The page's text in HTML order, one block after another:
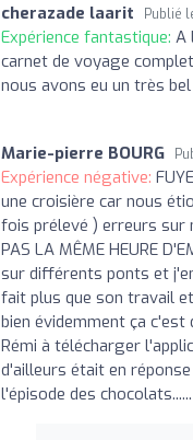
cherazade laarit Publié
Expérience fantastique: A
carnet de voyage
nous avons eu un très
Marie-pierre BOURG
Expérience négative:
une croisière car nous
fois prélevé ) erreurs sur
PAS LA MÊME HEURE
sur différents ponts et
fait plus que son travail et
bien évidemment ça
Rémi à télécharger
d'ailleurs était en
l'épisode des chocolats......